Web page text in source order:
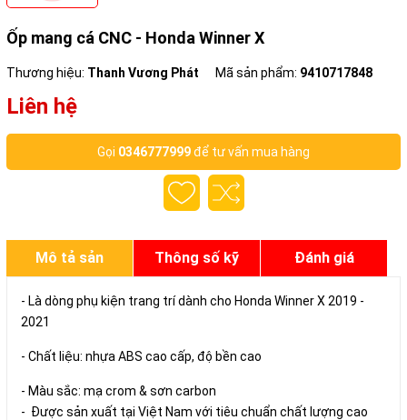
Ốp mang cá CNC - Honda Winner X
Thương hiệu: Thanh Vương Phát Mã sản phẩm: 9410717848
Liên hệ
Gọi 0346777999để tư vấn mua hàng
Mô tả sản
phẩm
Thông số kỹ
thuật
Đánh giá
- Là dòng phụ kiện trang trí dành cho Honda Winner X 2019 -
2021
- Chất liệu: nhựa ABS cao cấp, độ bền cao
- Màu sắc: mạ crom & sơn carbon
- Được sản xuất tại Việt Nam với tiêu chuẩn chất lượng cao